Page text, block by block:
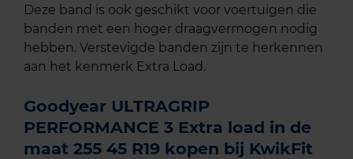
Deze band is ook geschikt voor voertuigen die
banden met een hoger draagvermogen nodig
hebben. Verstevigde banden zijn te herkennen
aan het kenmerk Extra Load.
Goodyear ULTRAGRIP
PERFORMANCE 3 Extra load in de
maat 255 45 R19 kopen bij KwikFit